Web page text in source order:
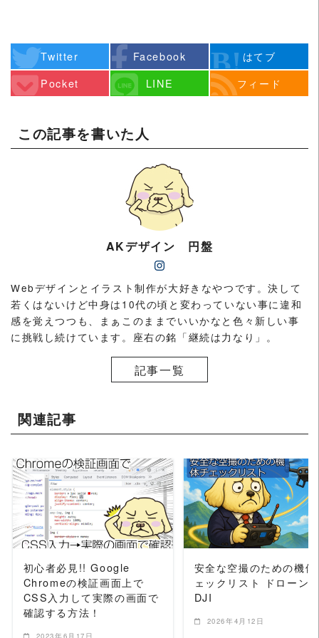
Twitter Facebook
はてブ
Pocket
LINE フィード
この記事を書いた人
AKデザイン 円盤
Webデザインとイラスト制作が大好きなやつです。決して
若くはないけど中身は10代の頃と変わっていない事に違和
感を覚えつつも、まぁこのままでいいかなと色々新しい事
に挑戦し続けています。座右の銘「継続は力なり」。
記事一覧
関連記事
READ MORE
初心者必見!! Google
Chromeの検証画面上で
CSS入力して実際の画面で
確認する方法！
2023年6月17日
READ MORE
安全な空撮のための機体
ェックリスト ドローン
DJI
2026年4月12日